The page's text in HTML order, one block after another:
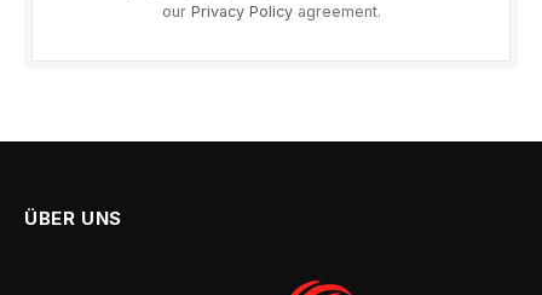
our Privacy Policyagreement.
ÜBER UNS